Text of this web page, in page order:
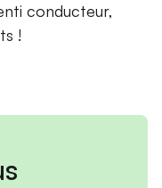
conducteur,
!